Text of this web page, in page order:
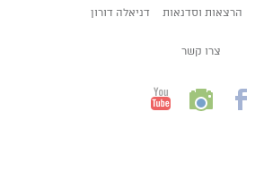
הרצאות וסדנאות דניאלה דורון
צרו קשר